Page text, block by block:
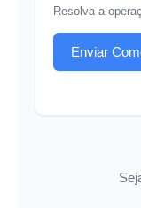
Resolva a
Enviar